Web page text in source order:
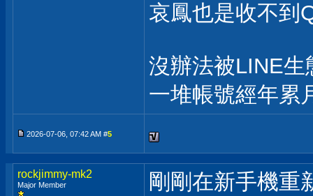
哀鳳也是收不到
沒辦法被LINE生
一堆帳號經年累
2026-07-06, 07:42 AM #5
rockjimmy-mk2
Major Member 剛剛在新手機重